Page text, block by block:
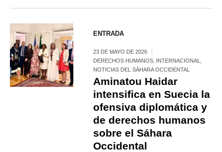
ENTRADA
23 DE MAYO DE 2026
DERECHOS HUMANOS INTERNACIONAL
NOTICIAS DEL SÁHARA OCCIDENTAL
Aminatou Haidar
intensifica en Suecia la
ofensiva diplomática y
de derechos humanos
sobre el Sáhara
Occidental